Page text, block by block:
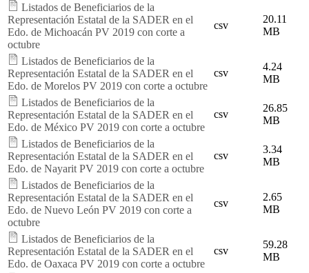
Listados de Beneficiarios de la
Representación Estatal de la SADER en el
Edo. de Michoacán PV 2019 con corte a
octubre
csv
20.11
MB
Listados de Beneficiarios de la
Representación Estatal de la SADER en el
Edo. de Morelos PV 2019 con corte a octubre
csv
4.24
MB
Listados de Beneficiarios de la
Representación Estatal de la SADER en el
Edo. de México PV 2019 con corte a octubre
csv
26.85
MB
Listados de Beneficiarios de la
Representación Estatal de la SADER en el
Edo. de Nayarit PV 2019 con corte a octubre
csv
3.34
MB
Listados de Beneficiarios de la
Representación Estatal de la SADER en el
Edo. de Nuevo León PV 2019 con corte a
octubre
csv
2.65
MB
Listados de Beneficiarios de la
Representación Estatal de la SADER en el
Edo. de Oaxaca PV 2019 con corte a octubre
csv
59.28
MB